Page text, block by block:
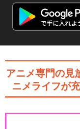
アニメ専門の見
ニメライフが